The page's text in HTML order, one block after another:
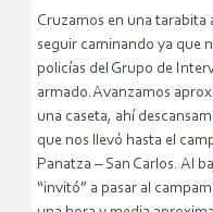
Cruzamos en una
seguir caminando ya que
policías del Grupo de
armado.Avanzamos
una caseta, ahí
que nos llevó hasta el
Panatza – San Carlos. Al
“invitó” a pasar al